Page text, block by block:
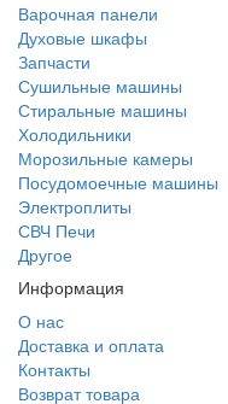
Варочная панели
Духовые шкафы
Запчасти
Сушильные машины
Стиральные машины
Холодильники
Морозильные камеры
Посудомоечные машины
Электроплиты
СВЧ Печи
Другое
Информация
О нас
Доставка и оплата
Контакты
Возврат товара